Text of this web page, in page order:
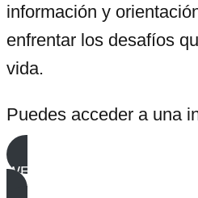
información y
enfrentar los desafíos
vida.
Puedes acceder a una
WEB